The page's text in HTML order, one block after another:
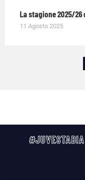
La stagione 2025/
11 Agosto 2025
#JUVESTABIA